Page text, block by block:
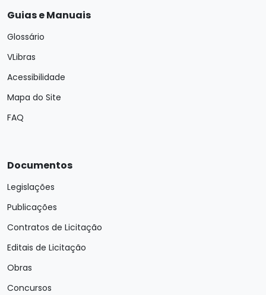
Guias e Manuais
Glossário
VLibras
Acessibilidade
Mapa do Site
FAQ
Documentos
Legislações
Publicações
Contratos de Licitação
Editais de Licitação
Obras
Concursos